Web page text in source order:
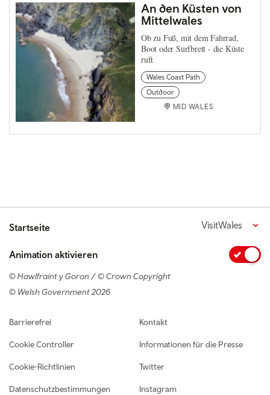
An den Küsten von
Mittelwales
Ob zu Fuß, mit dem Fahrrad,
Boot oder Surfbrett - die Küste
ruft
Wales Coast Path
Outdoor
MID WALES
Startseite VisitWales
Animation aktivieren
© Hawlfraint y Goron / © Crown Copyright
© Welsh Government 2026
Footer navigation
Barrierefrei
Cookie Controller
Cookie-Richtlinien
Datenschutzbestimmungen
Kontakt
Informationen für die Presse
Twitter
Instagram